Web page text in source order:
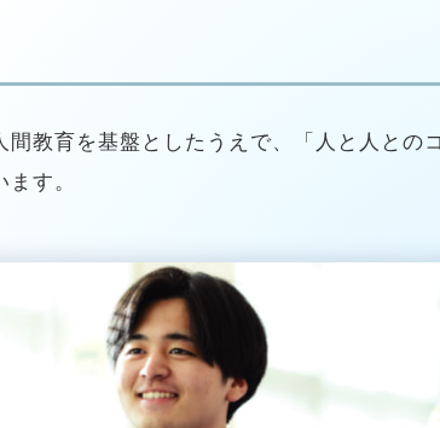
間教育を基盤としたうえで、「人と人と
す。